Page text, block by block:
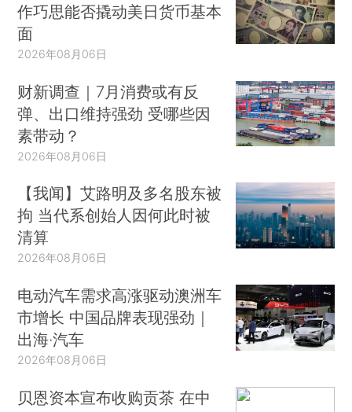
作巧思能否撬动美日货币基本
面
2026年08月06日
财新调查｜7月消费或有反
弹、出口维持强劲 受哪些因
素带动？
2026年08月06日
【我闻】艾路明及多名股东被
拘 当代系创始人因何此时被
清算
2026年08月06日
电动汽车需求高涨驱动澳洲车
市增长 中国品牌表现强劲｜
出海·汽车
2026年08月06日
贝恩资本宣布收购贡茶 在中